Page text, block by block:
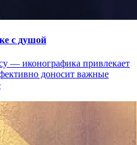
с душой
— иконографика привлекает
доносит важные